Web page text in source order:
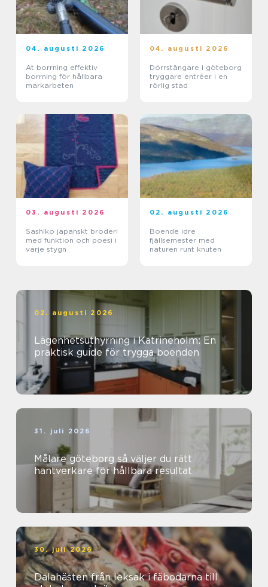
04. augusti 2026
At borrning effektiv
borrning för hållbara
markarbeten
04. augusti 2026
Dörrstängare i göteborg
tryggare entréer i en
rörlig stad
03. augusti 2026
Sashiko japanskt broderi
med funktion och poesi i
varje stygn
02. augusti 2026
Boende idre
fjällsemester med
naturen runt knuten
02. augusti 2026
Lägenhetsuthyrning i Katrineholm: En
praktisk guide för trygga boenden
31. juli 2026
Målare göteborg så väljer du rätt
hantverkare för hållbara resultat
30. juli 2026
Dalahästen från leksak i fäbodarna till